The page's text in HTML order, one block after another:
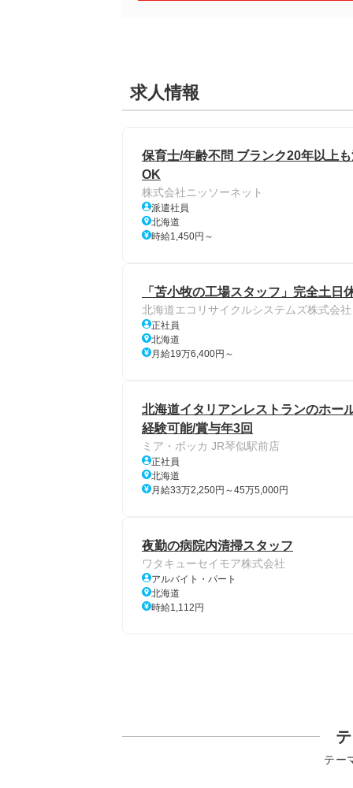
求人情報
保育士/年齢不問 ブランク20年以上
OK
株式会社ニッソーネット
派遣社員
北海道
時給1,450円～
「苫小牧の工場スタッフ」完全土
北海道エコリサイクルシステムズ株式会社
正社員
北海道
月給19万6,400円～
北海道イタリアンレストランのホー
経験可能/賞与年3回
ミア・ボッカ JR琴似駅前店
正社員
北海道
月給33万2,250円～45万5,000円
夜勤の病院内清掃スタッフ
ワタキューセイモア株式会社
アルバイト・パート
北海道
時給1,112円
テー